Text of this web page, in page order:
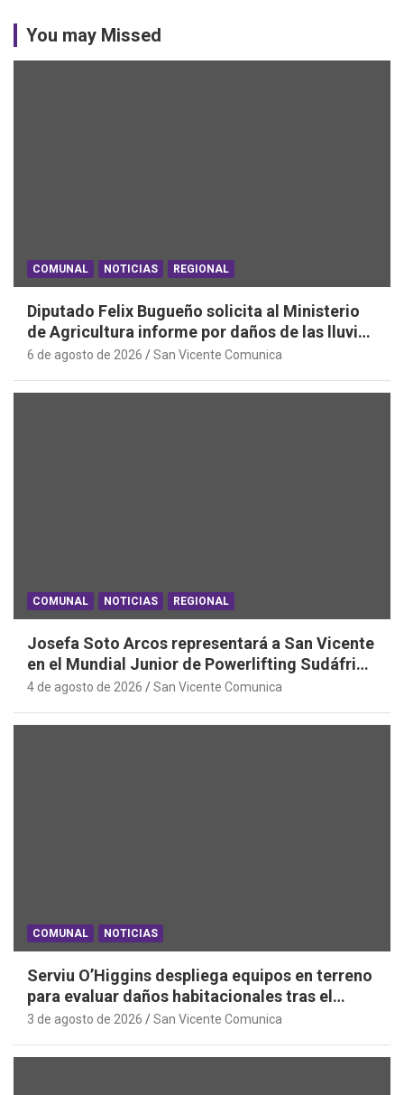
You may Missed
COMUNAL NOTICIAS REGIONAL
Diputado Felix Bugueño solicita al Ministerio
de Agricultura informe por daños de las lluvias
en la Región de O´Higgins
6 de agosto de 2026 San Vicente Comunica
COMUNAL NOTICIAS REGIONAL
Josefa Soto Arcos representará a San Vicente
en el Mundial Junior de Powerlifting Sudáfrica
2026
4 de agosto de 2026 San Vicente Comunica
COMUNAL NOTICIAS
Serviu O’Higgins despliega equipos en terreno
para evaluar daños habitacionales tras el
Sistema Frontal
3 de agosto de 2026 San Vicente Comunica